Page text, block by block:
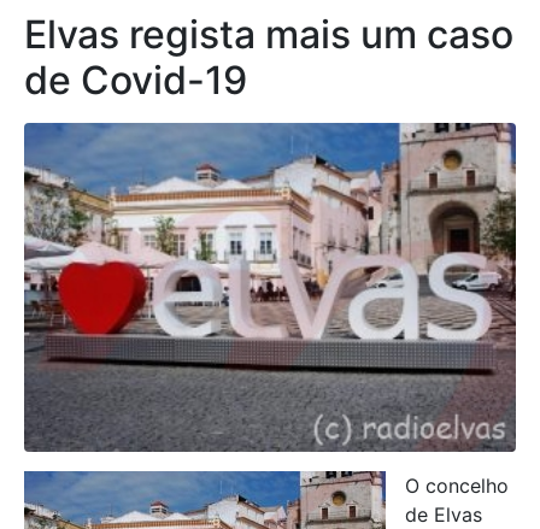
Elvas regista mais um caso
de Covid-19
O concelho
de Elvas